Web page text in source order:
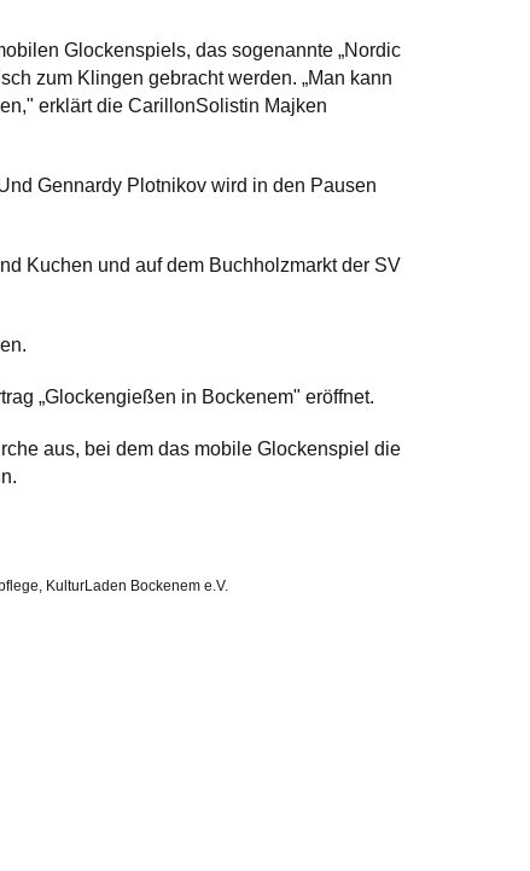
Glockenspiels, das sogenannte „Nordic
zum Klingen gebracht werden. „Man kann
erklärt die Carillon­Solistin Majken
Gennardy Plotnikov wird in den Pausen
Kuchen und auf dem Buchholzmarkt der SV
„Glockengießen in Bockenem" eröffnet.
aus, bei dem das mobile Glockenspiel die
KulturLaden Bockenem e.V.